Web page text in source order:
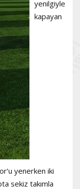
yenilgiyle
kapayan
yenerken iki
sekiz takımla